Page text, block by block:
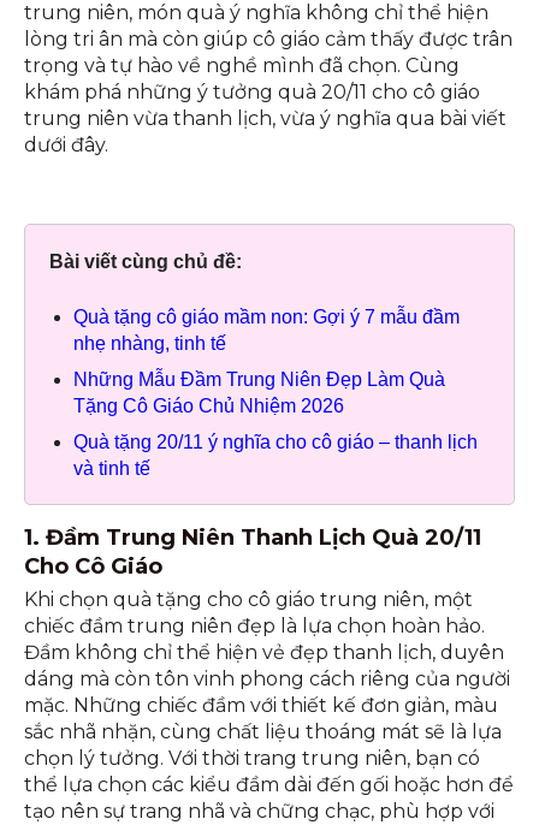
trung niên, món quà ý nghĩa không chỉ thể hiện
lòng tri ân mà còn giúp cô giáo cảm thấy được trân
trọng và tự hào về nghề mình đã chọn. Cùng
khám phá những ý tưởng quà 20/11 cho cô giáo
trung niên vừa thanh lịch, vừa ý nghĩa qua bài viết
dưới đây.
Bài viết cùng chủ đề:
Quà tặng cô giáo mầm non: Gợi ý 7 mẫu đầm
nhẹ nhàng, tinh tế
Những Mẫu Đầm Trung Niên Đẹp Làm Quà
Tặng Cô Giáo Chủ Nhiệm 2026
Quà tặng 20/11 ý nghĩa cho cô giáo – thanh lịch
và tinh tế
1. Đầm Trung Niên Thanh Lịch Quà 20/11
Cho Cô Giáo
Khi chọn quà tặng cho cô giáo trung niên, một
chiếc đầm trung niên đẹp là lựa chọn hoàn hảo.
Đầm không chỉ thể hiện vẻ đẹp thanh lịch, duyên
dáng mà còn tôn vinh phong cách riêng của người
mặc. Những chiếc đầm với thiết kế đơn giản, màu
sắc nhã nhặn, cùng chất liệu thoáng mát sẽ là lựa
chọn lý tưởng. Với thời trang trung niên, bạn có
thể lựa chọn các kiểu đầm dài đến gối hoặc hơn để
tạo nên sự trang nhã và chững chạc, phù hợp với